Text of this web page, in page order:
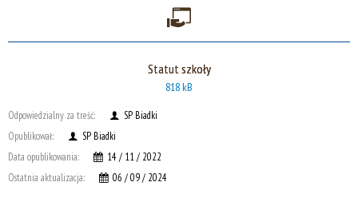
Statut szkoły
818 kB
Odpowiedzialny za treść:
SP Biadki
Opublikował:
SP Biadki
Data opublikowania:
14 / 11 / 2022
Ostatnia aktualizacja:
06 / 09 / 2024